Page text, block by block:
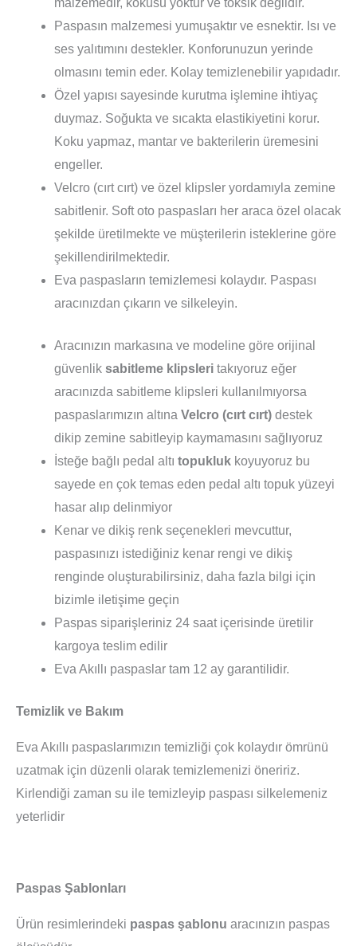
malzemedir, kokusu yoktur ve toksik değildir.
Paspasın malzemesi yumuşaktır ve esnektir. Isı ve
ses yalıtımını destekler. Konforunuzun yerinde
olmasını temin eder. Kolay temizlenebilir yapıdadır.
Özel yapısı sayesinde kurutma işlemine ihtiyaç
duymaz. Soğukta ve sıcakta elastikiyetini korur.
Koku yapmaz, mantar ve bakterilerin üremesini
engeller.
Velcro (cırt cırt) ve özel klipsler yordamıyla zemine
sabitlenir. Soft oto paspasları her araca özel olacak
şekilde üretilmekte ve müşterilerin isteklerine göre
şekillendirilmektedir.
Eva paspasların temizlemesi kolaydır. Paspası
aracınızdan çıkarın ve silkeleyin.
Aracınızın markasına ve modeline göre orijinal
güvenlik sabitleme klipsleri takıyoruz eğer
aracınızda sabitleme klipsleri kullanılmıyorsa
paspaslarımızın altına Velcro (cırt cırt) destek
dikip zemine sabitleyip kaymamasını sağlıyoruz
İsteğe bağlı pedal altı topukluk koyuyoruz bu
sayede en çok temas eden pedal altı topuk yüzeyi
hasar alıp delinmiyor
Kenar ve dikiş renk seçenekleri mevcuttur,
paspasınızı istediğiniz kenar rengi ve dikiş
renginde oluşturabilirsiniz, daha fazla bilgi için
bizimle iletişime geçin
Paspas siparişleriniz 24 saat içerisinde üretilir
kargoya teslim edilir
Eva Akıllı paspaslar tam 12 ay garantilidir.
Temizlik ve Bakım
Eva Akıllı paspaslarımızın temizliği çok kolaydır ömrünü
uzatmak için düzenli olarak temizlemenizi öneririz.
Kirlendiği zaman su ile temizleyip paspası silkelemeniz
yeterlidir
Paspas Şablonları
Ürün resimlerindeki paspas şablonu aracınızın paspas